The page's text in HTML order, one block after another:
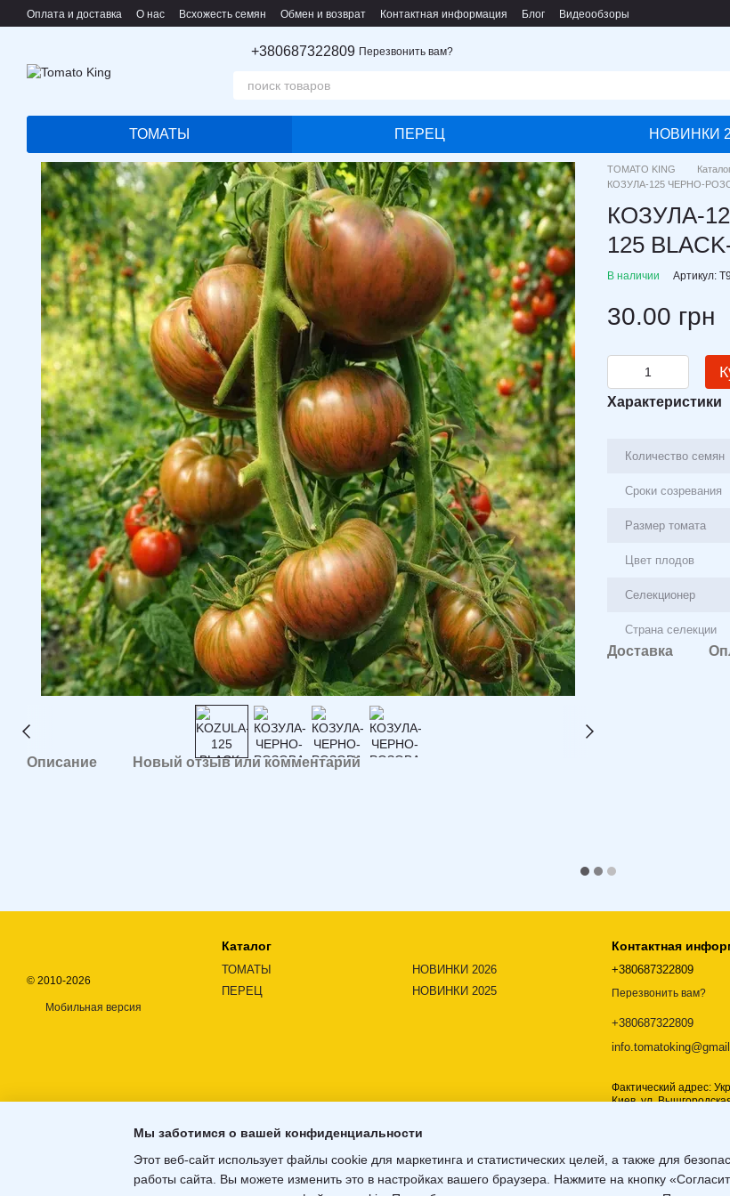
Перейти к основному контенту
Оплата и доставка О нас Всхожесть семян Обмен и возврат Контактная информация Блог
Видеообзоры
+380687322809 Перезвонить вам?
ТОМАТЫ ПЕРЕЦ НОВИНКИ
Описание Новый отзыв или комментарий
TOMATO KING
КОЗУЛА-125 ЧЕРНО-
КОЗУЛА-
125
В наличии Артикул:
30.00 грн
Характеристики
Количество семян
Сроки созревания
Размер томата
Цвет плодов
Селекционер
Страна селекции
Доставка
© 2010-2026
Мобильная версия
Каталог
ТОМАТЫ
ПЕРЕЦ
НОВИНКИ 2026
НОВИНКИ 2025
Контактная
+380687322809
Перезвонить вам?
+380687322809
Фактический адрес:
Киев, ул.
Мы заботимся о вашей конфиденциальности
Этот веб-сайт использует файлы cookie для маркетинга и статистических целей, а также для
работы сайта. Вы можете изменить это в настройках вашего браузера. Нажмите на кнопку